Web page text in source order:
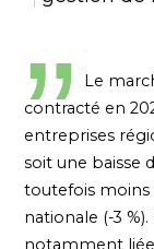
Le
contracté en
entreprises
soit une baisse
toutefois moins
nationale (-3
notamment